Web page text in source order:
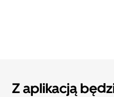
Z aplikacją